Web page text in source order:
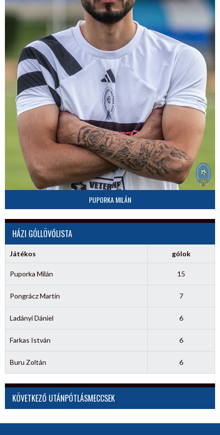
PUPORKA MILÁN
HÁZI GÓLLÖVŐLISTA
Játékos gólok
Puporka Milán 15
Pongrácz Martin 7
Ladányi Dániel 6
Farkas István 6
Buru Zoltán 6
KÖVETKEZŐ UTÁNPÓTLÁSMECCSEK